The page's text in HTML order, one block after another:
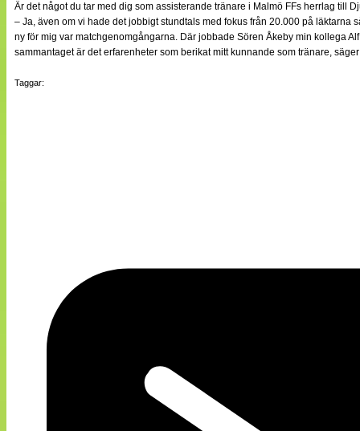
Är det något du tar med dig som assisterande tränare i Malmö FFs herrlag till
– Ja, även om vi hade det jobbigt stundtals med fokus från 20.000 på
ny för mig var matchgenomgångarna. Där jobbade Sören Åkeby min kollega
sammantaget är det erfarenheter som berikat mitt kunnande som tränare,
Taggar: